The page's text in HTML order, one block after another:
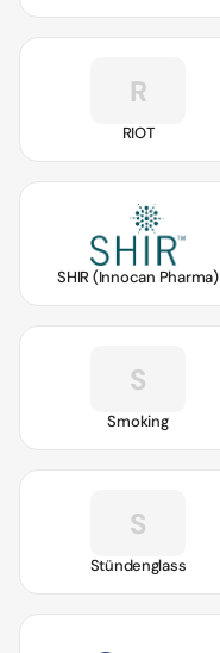
R
RIOT
SHIR (Innocan Pharma)
S
Smoking
S
Stündenglass